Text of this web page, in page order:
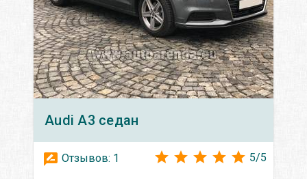
Audi A3 седан
Отзывов: 1 5/5